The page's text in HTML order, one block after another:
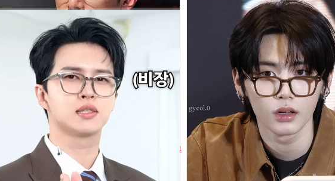
KIVULI POTER B1A4
KIVULI RUSTY 하정우
more
1 2 5 6 7